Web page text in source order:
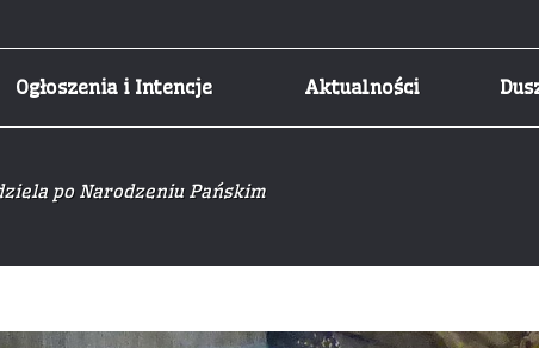
Ogłoszenia i Intencje Aktualności
po Narodzeniu Pańskim